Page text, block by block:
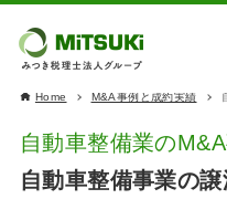
Home M&A事例と成約実績
自動車整備業の
自動車整備事業の